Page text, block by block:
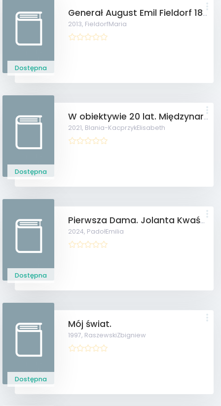
Dostępna
Generał August Emil Fieldorf 1895-1953.
2013, FieldorfMaria
Dostępna
W obiektywie 20 lat. Międzynarodowa Asocjacja Polskich Kobiet.
2021, Blania-KacprzykElisabeth
Dostępna
Pierwsza Dama. Jolanta Kwaśniewska w rozmowie z ...
2024, PadołEmilia
Dostępna
Mój świat.
1997, RaszewskiZbigniew